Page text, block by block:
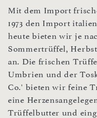
Mit dem Import
1973 den Import
heute bieten wir je
Sommertrüffel,
an. Die frischen
Umbrien und der
Co.' bieten wir feine
eine
Trüffelbutter und